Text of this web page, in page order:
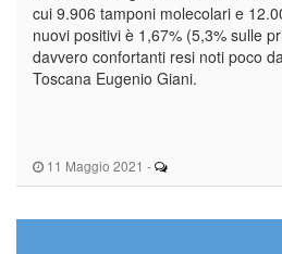
11 Maggio 2021 -
cui 9.906 tamponi molecolari e
nuovi positivi è 1,67% (5,3% sulle
davvero confortanti resi noti poco
Toscana Eugenio Giani.